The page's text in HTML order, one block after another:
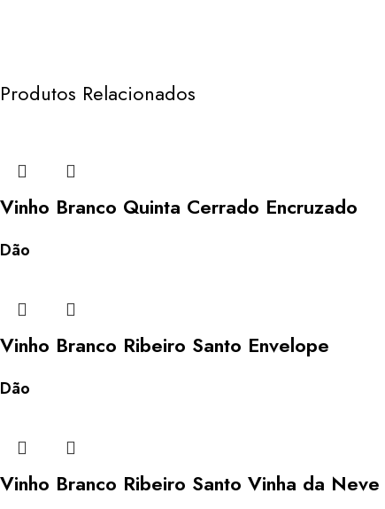
Produtos Relacionados
Vinho Branco Quinta Cerrado Encruzado
Dão
Vinho Branco Ribeiro Santo Envelope
Dão
Vinho Branco Ribeiro Santo Vinha da Neve